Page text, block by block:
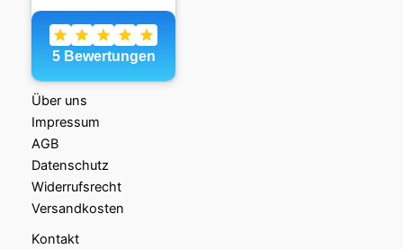
Über uns
Impressum
AGB
Datenschutz
Widerrufsrecht
Versandkosten
Kontakt